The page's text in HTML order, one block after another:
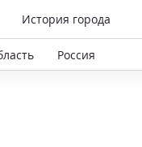
История города
Россия